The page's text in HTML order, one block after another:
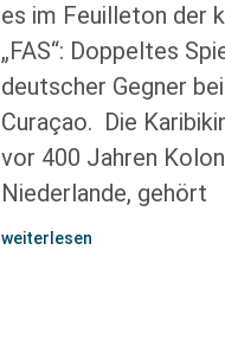
es im Feuilleton der
„FAS“: Doppeltes
deutscher Gegner
Curaçao. Die
vor 400 Jahren
Niederlande, gehört
weiterlesen